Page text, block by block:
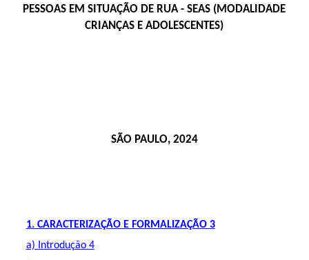
PESSOAS EM SITUAÇÃO DE RUA - SEAS (MODALIDADE
CRIANÇAS E ADOLESCENTES)
SÃO PAULO, 2024
1. CARACTERIZAÇÃO E FORMALIZAÇÃO 3
a) Introdução 4